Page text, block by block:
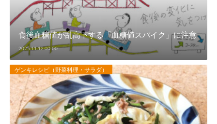
食後血糖値が乱高下する「血糖値スパイク」に注意
2025.11.12 00:00
ゲンキレシピ（野菜料理・サラダ）